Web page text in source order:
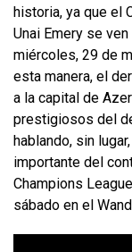
historia, ya que el
Unai Emery se
miércoles, 29 de
esta manera, el
a la capital de
prestigiosos del
hablando, sin
importante del
Champions
sábado en el